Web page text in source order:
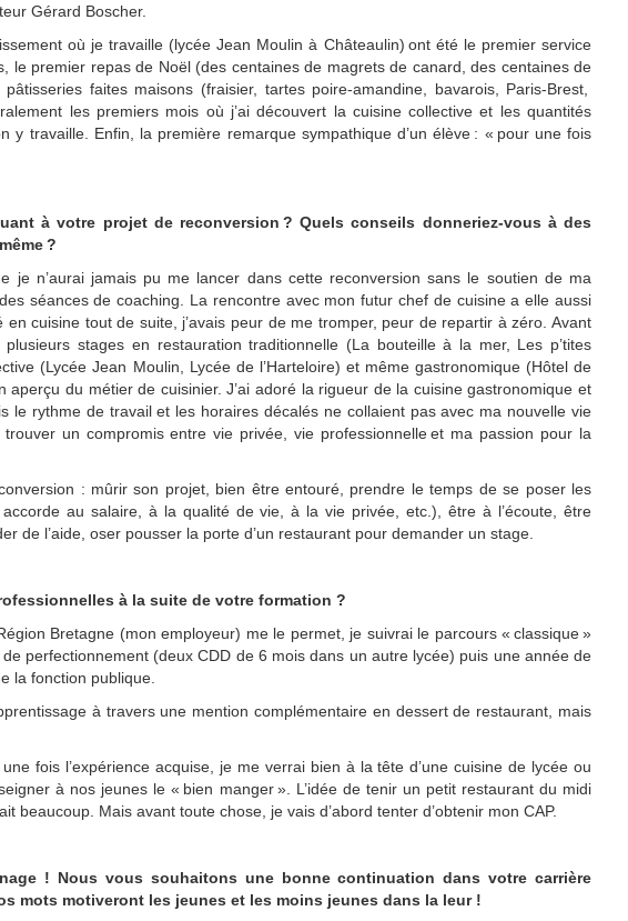
Gérard Boscher.
où je travaille (lycée Jean Moulin à Châteaulin) ont été le premier service
le premier repas de Noël (des centaines de magrets de canard,des centaines de
faites maisons (fraisier, tartes poire-amandine, bavarois, Paris-Brest,
les premiers mois où j’ai découvert la cuisine collective et les quantités
y travaille.
Enfin, la première remarque sympathique d’un élève : « pour une fois
à votre projet de reconversion ? Quels conseils donneriez-vous à des
?
je n’aurai jamais pu me lancer dans cette reconversion sans le soutien de ma
séances de coaching. La rencontre avec mon futur chef de cuisine a elle aussi
en cuisine tout de suite, j’avais peur de me tromper, peur de repartir à zéro .Avant
plusieurs stages en restauration traditionnelle (La bouteille à la mer, Les p’tites
(Lycée Jean Moulin, Lycée de l’Harteloire) et même gastronomique (Hôtel de
n aperçu du métier de cuisinier. J’ai adoré la rigueur de la cuisine gastronomiqueet
le rythme de travail et les horaires décalés ne collaient pas avec ma nouvelle vie
trouver un compromis entre vie privée,vie professionnelleet ma passion pour la
: mûrir son projet, bien être entouré, prendre le temps dese poser les
accorde au salaire, à la qualité de vie, à la vie privée, etc.) , être à l’écoute, être
de l’aide, oser pousser la porte d’un restaurant pour demander un stage
à la suite de votre formation ?
Bretagne (mon employeur) me le permet, je suivrai le parcours « classique »
perfectionnement (deux CDD de 6 mois dans un autre lycée) puis une année de
la fonction publique
à travers une mention complémentaire en dessert de restaurant, mais
fois l’expérience acquise, je me verrai bien à la tête d’une cuisine de lycée ou
à nos jeunes le « bien manger ». L’idée de tenir un petit restaurant du midi
beaucoup. Mais avant toute chose, je vais d’abord tenter d’obtenir mon CAP.
! Nous vous souhaitons une bonne continuation dans votre carrière
mots motiveront les jeunes et les moins jeunes dans la leur !